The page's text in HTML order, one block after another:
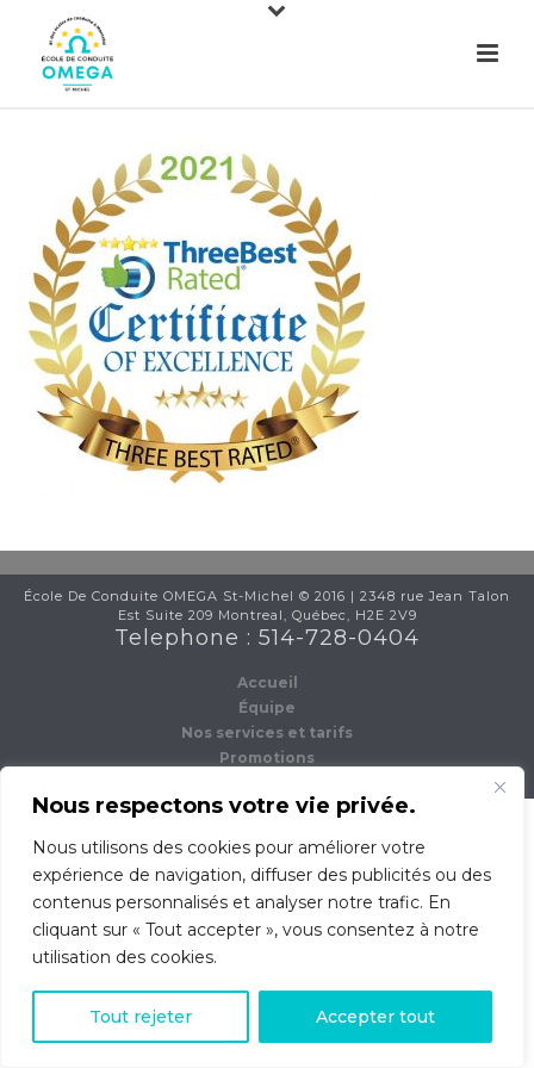
Nous respectons votre vie privée.
Nous utilisons des cookies pour améliorer votre
expérience de navigation, diffuser des publicités ou des
contenus personnalisés et analyser notre trafic. En
cliquant sur « Tout accepter », vous consentez à notre
utilisation des cookies.
Tout rejeter Accepter tout
École De Conduite OMEGA St-Michel © 2016 | 2348 rue Jean Talon
Est Suite 209 Montreal, Québec, H2E 2V9
Telephone : 514-728-0404
Accueil
Équipe
Nos services et tarifs
Promotions
0